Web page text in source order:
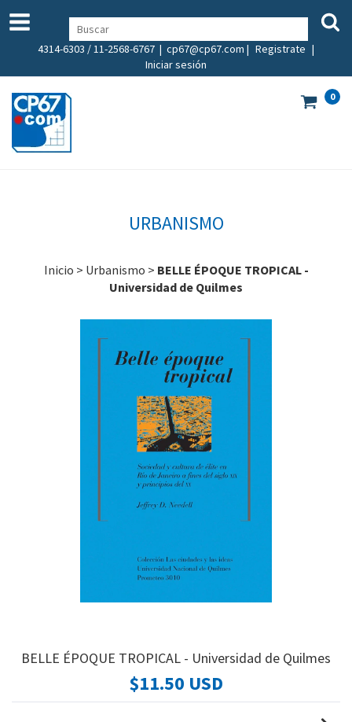
4314-6303 / 11-2568-6767 | cp67@cp67.com | Registrate |
Iniciar sesión
0
URBANISMO
Inicio > Urbanismo > BELLE ÉPOQUE TROPICAL -
Universidad de Quilmes
BELLE ÉPOQUE TROPICAL - Universidad de Quilmes
$11.50 USD